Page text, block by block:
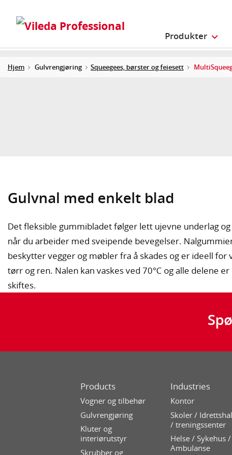
Produkter
Hjem Gulvrengjøring Squeegees, børster og feiesett
Gulvnal med enkelt blad
Det fleksible gummibladet følger lett ujevne underlag
når du arbeider med sveipende bevegelser.
beskytter vegger og møbler fra å skades og er ideell
tørr og ren. Nalen kan vaskes ved 70°C og alle delene
skiftes.
Products
Vogner og tilbehør
Gulvrengjøring
Kluter og
interiørutstyr
Skrubber og
Industries
Kontor
Skoler /
/ treningssenter
Helse / Sykehus /
Ambulanse